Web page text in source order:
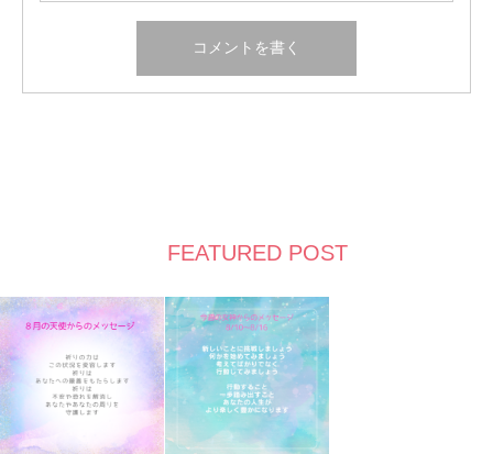
FEATURED POST